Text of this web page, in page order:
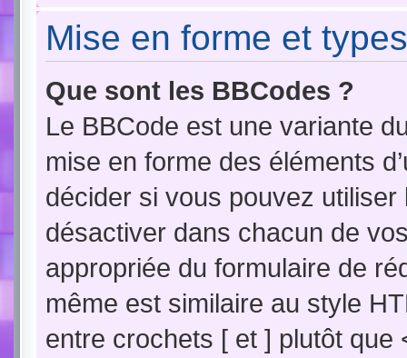
Mise en forme et
Que sont les BBCodes ?
Le BBCode est une variante
mise en forme des éléments
décider si vous pouvez
désactiver dans chacun de
appropriée du formulaire de
même est similaire au style
entre crochets [ et ] plutôt que